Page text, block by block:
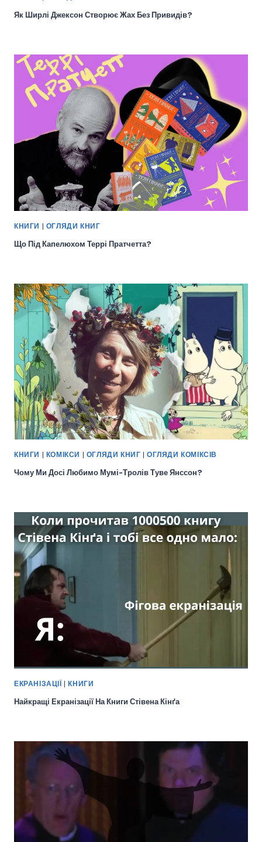
Як Ширлі Джексон Створює Жах Без Привидів?
КНИГИ | ОГЛЯДИ КНИГ
Що Під Капелюхом Террі Пратчетта?
КНИГИ | КОМІКСИ | ОГЛЯДИ КНИГ |ОГЛЯДИ КОМІКСІВ
Чому Ми Досі Любимо Мумі-Тролів Туве Янссон?
ЕКРАНІЗАЦІЇ |КНИГИ
Найкращі Екранізації На Книги Стівена Кінґа